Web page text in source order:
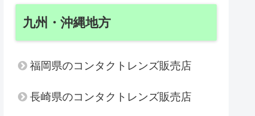
九州・沖縄地方
福岡県のコンタクトレンズ販売店
長崎県のコンタクトレンズ販売店